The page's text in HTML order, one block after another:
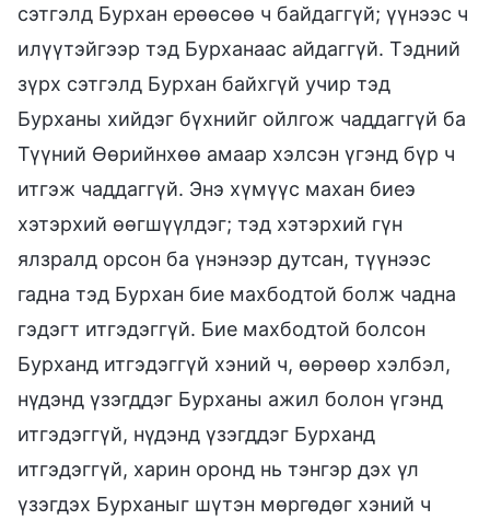
сэтгэлд Бурхан ерөөсөө ч байдаггүй; үүнээс ч
илүүтэйгээр тэд Бурханаас айдаггүй. Тэдний
зүрх сэтгэлд Бурхан байхгүй учир тэд
Бурханы хийдэг бүхнийг ойлгож чаддаггүй ба
Түүний Өөрийнхөө амаар хэлсэн үгэнд бүр ч
итгэж чаддаггүй. Энэ хүмүүс махан биеэ
хэтэрхий өөгшүүлдэг; тэд хэтэрхий гүн
ялзралд орсон ба үнэнээр дутсан, түүнээс
гадна тэд Бурхан бие махбодтой болж чадна
гэдэгт итгэдэггүй. Бие махбодтой болсон
Бурханд итгэдэггүй хэний ч, өөрөөр хэлбэл,
нүдэнд үзэгддэг Бурханы ажил болон үгэнд
итгэдэггүй, нүдэнд үзэгддэг Бурханд
итгэдэггүй, харин оронд нь тэнгэр дэх үл
үзэгдэх Бурханыг шүтэн мөргөдөг хэний ч